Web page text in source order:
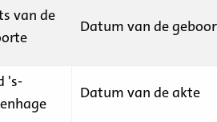
van de
Datum van de
's-
Datum van de akte